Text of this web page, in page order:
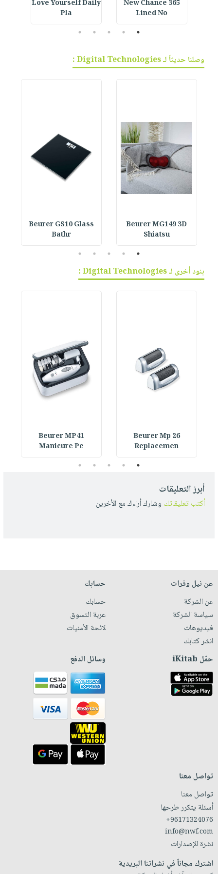
365 New Chance
Lined No
Love Yourself Daily
Pla
1
2
3
4
5
وصلنا حديثاً لـ Digital Technologies :
Beurer MG149 3D
Shiatsu
Beurer GS10 Glass
Bathr
1
2
3
4
5
بنود أخرى لـ Digital Technologies :
Beurer Mp 26
Replacemen
Beurer MP41
Manicure Pe
1
2
3
4
5
أبرز التعليقات
أكتب تعليقاتك وشارك أراءك مع الأخرين
عن نيل وفرات
عن الشركة
سياسة الشركة
فيديوهات
انشر كتابك
حسابك
حسابك
عربة التسوق
لائحة الأمنيات
حمّل iKitab وسائل الدفع
تواصل معنا
تواصل معنا
أسئلة يتكرر طرحها
+96171324076
info@nwf.com
نشرة الإصدارات
اشترك مجاناً في نشراتنا البريدية